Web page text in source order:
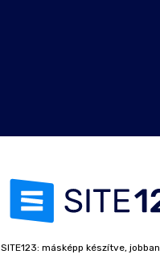
SITE123: másképp készítve, jobban